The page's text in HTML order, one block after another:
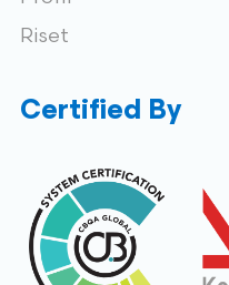
Riset
Certified By